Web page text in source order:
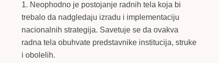
1. Neophodno je postojanje radnih tela koja bi
trebalo da nadgledaju izradu i implementaciju
nacionalnih strategija. Savetuje se da ovakva
radna tela obuhvate predstavnike institucija, struke
i obolelih.